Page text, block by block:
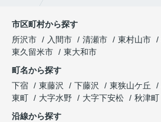
市区町村から探す
所沢市
入間市 清瀬市 東村山市
東久留米市
東大和市
町名から探す
下宿
東藤沢 下藤沢 東狭山ケ丘
東町
大字水野 大字下安松
秋津町
沿線から探す